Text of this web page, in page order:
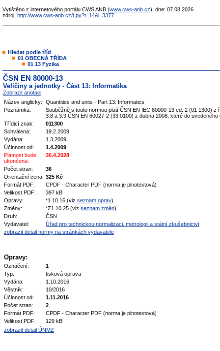
Vytištěno z internetového portálu CWS ANB (www.cws-anb.cz), dne: 07.08.2026
zdroj: http://www.cws-anb.cz/t.py?t=14&i=3377
Hledat podle tříd
01 OBECNÁ TŘÍDA
01 13 Fyzika
ČSN EN 80000-13
Veličiny a jednotky - Část 13: Informatika
Zobrazit anotaci
Název anglicky:
Quantities and units - Part 13: Informatics
Poznámka:
Souběžně s touto normou platí ČSN EN IEC 80000-13 ed. 2 (01 1300)
3.8 a 3.9 ČSN EN 60027-2 (33 0100) z dubna 2008, které do
Třídicí znak:
011300
Schválena:
19.2.2009
Vydána:
1.3.2009
Účinnost od:
1.4.2009
Platnost bude
ukončena:
30.4.2028
Počet stran:
36
Orientační cena: 325 Kč
Formát PDF:
CPDF - Character PDF (norma je plnotextová)
Velikost PDF:
397 kB
Opravy:
*1 10.16 (viz seznam oprav)
Změny:
*Z1 10.25 (viz seznam změn)
Druh:
ČSN
Vydavatel:
Úřad pro technickou normalizaci, metrologii a státní zkušebnictví
zobrazit detail normy na stránkách vydavatele
Opravy:
Označení:
1
Typ:
tisková oprava
Vydána:
1.10.2016
Věstník:
10/2016
Účinnost od:
1.11.2016
Počet stran:
2
Formát PDF:
CPDF - Character PDF (norma je plnotextová)
Velikost PDF:
129 kB
zobrazit detail ÚNMZ